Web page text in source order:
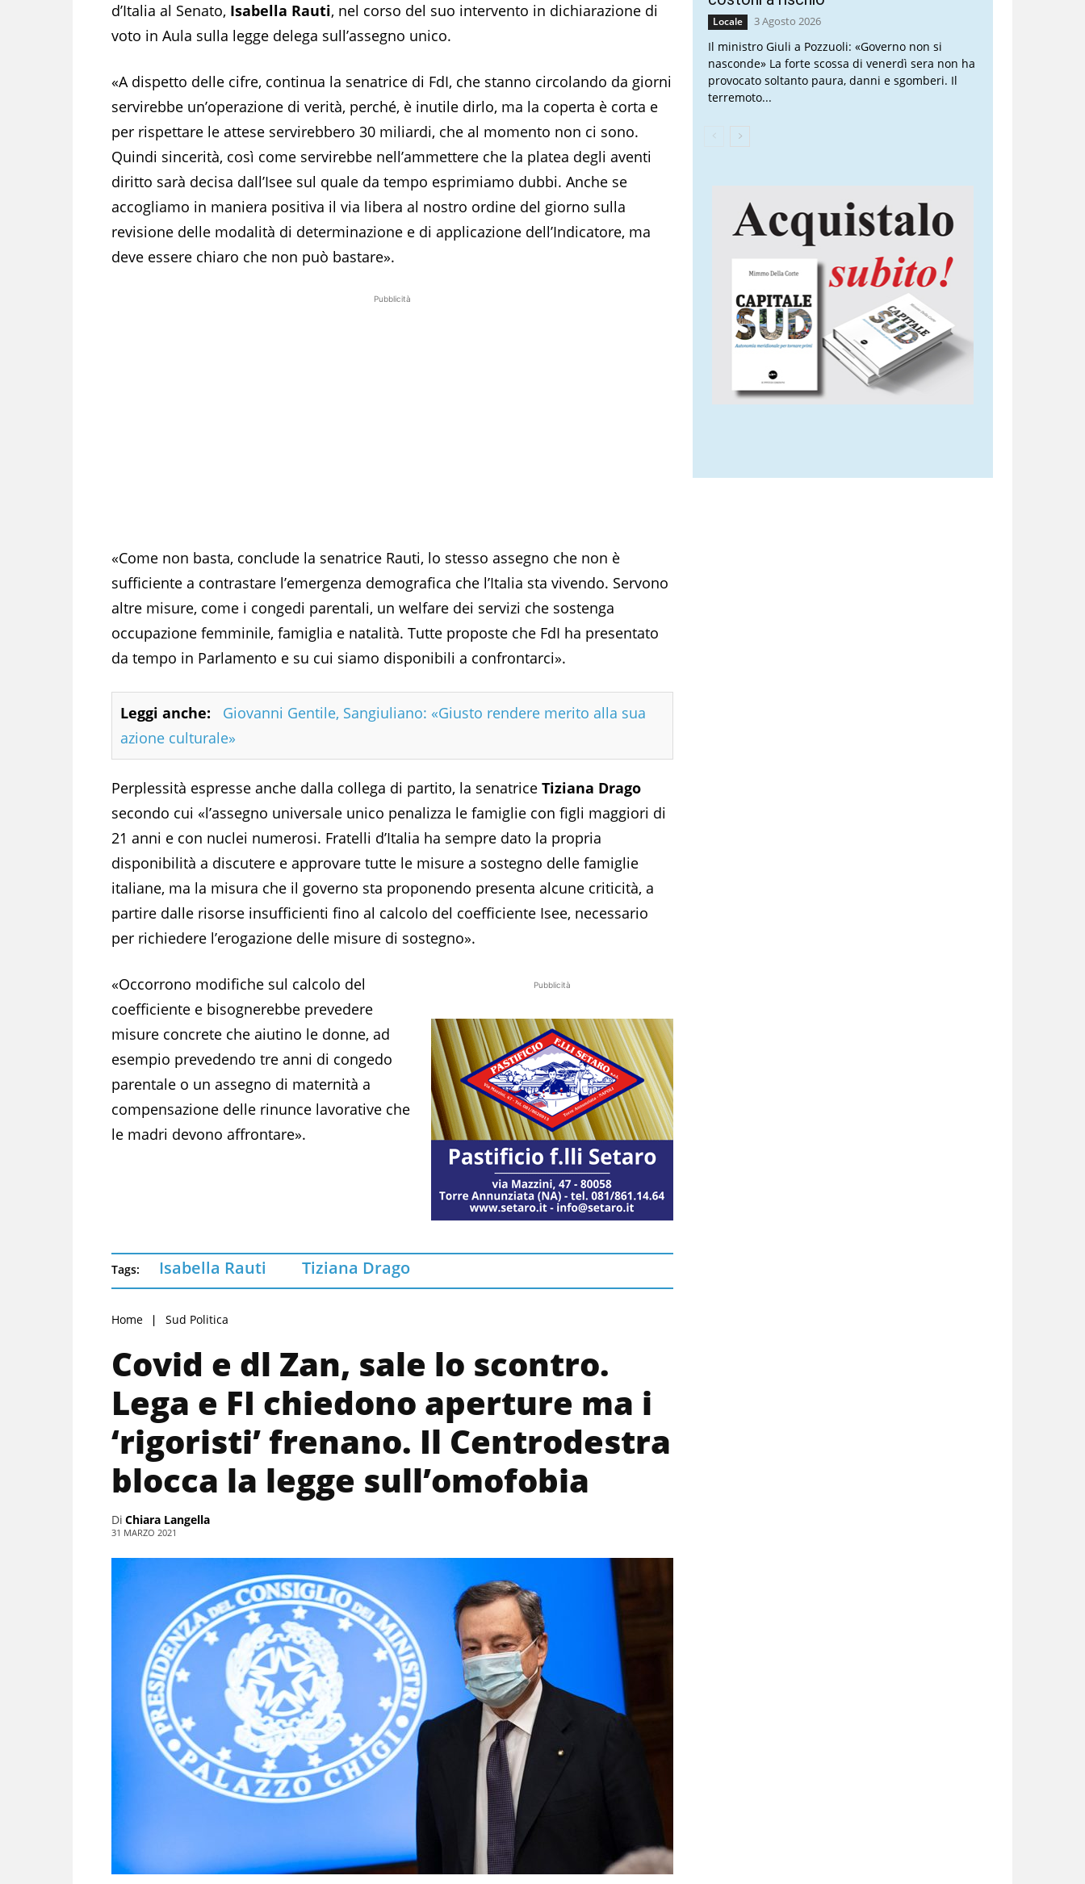
d’Italia al Senato, Isabella Rauti, nel corso del suo intervento in dichiarazione di
voto in Aula sulla legge delega sull’assegno unico.
«A dispetto delle cifre, continua la senatrice di FdI, che stanno circolando da giorni
servirebbe un’operazione di verità, perché, è inutile dirlo, ma la coperta è corta e
per rispettare le attese servirebbero 30 miliardi, che al momento non ci sono.
Quindi sincerità, così come servirebbe nell’ammettere che la platea degli aventi
diritto sarà decisa dall’Isee sul quale da tempo esprimiamo dubbi. Anche se
accogliamo in maniera positiva il via libera al nostro ordine del giorno sulla
revisione delle modalità di determinazione e di applicazione dell’Indicatore, ma
deve essere chiaro che non può bastare».
Pubblicità
«Come non basta, conclude la senatrice Rauti, lo stesso assegno che non è
sufficiente a contrastare l’emergenza demografica che l’Italia sta vivendo. Servono
altre misure, come i congedi parentali, un welfare dei servizi che sostenga
occupazione femminile, famiglia e natalità. Tutte proposte che FdI ha presentato
da tempo in Parlamento e su cui siamo disponibili a confrontarci».
Leggi anche:
Giovanni Gentile, Sangiuliano: «Giusto rendere merito alla sua
azione culturale»
Perplessità espresse anche dalla collega di partito, la senatrice Tiziana Drago
secondo cui «l’assegno universale unico penalizza le famiglie con figli maggiori di
21 anni e con nuclei numerosi. Fratelli d’Italia ha sempre dato la propria
disponibilità a discutere e approvare tutte le misure a sostegno delle famiglie
italiane, ma la misura che il governo sta proponendo presenta alcune criticità, a
partire dalle risorse insufficienti fino al calcolo del coefficiente Isee, necessario
per richiedere l’erogazione delle misure di sostegno».
Pubblicità
«Occorrono modifiche sul calcolo del
coefficiente e bisognerebbe prevedere
misure concrete che aiutino le donne, ad
esempio prevedendo tre anni di congedo
parentale o un assegno di maternità a
compensazione delle rinunce lavorative che
le madri devono affrontare».
Tags: Isabella Rauti Tiziana Drago
Home Sud Politica
Covid e dl Zan, sale lo scontro.
Lega e FI chiedono aperture ma i
‘rigoristi’ frenano. Il Centrodestra
blocca la legge sull’omofobia
Di Chiara Langella
31 MARZO 2021
Locale 3 Agosto 2026
Il ministro Giuli a Pozzuoli: «Governo non si
nasconde» La forte scossa di venerdì sera non ha
provocato soltanto paura, danni e sgomberi. Il
terremoto...